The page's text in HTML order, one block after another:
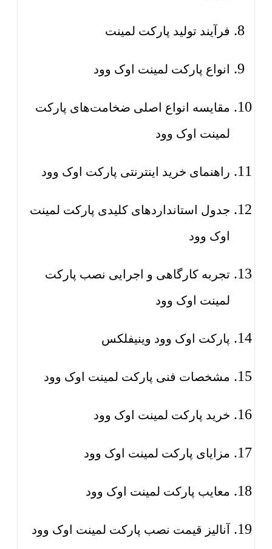
فرآیند تولید پارکت لمینت
انواع پارکت لمینت اوک وود
مقایسه انواع اصلی ضخامت‌های پارکت
لمینت اوک وود
راهنمای خرید اینترنتی پارکت اوک وود
جدول استانداردهای کلیدی پارکت لمینت
اوک وود
تجربه کارگاهی و اجرایی نصب پارکت
لمینت اوک وود
پارکت اوک وود وینیفلکس
مشخصات فنی پارکت لمینت اوک وود
خرید پارکت لمینت اوک وود
مزایای پارکت لمینت اوک وود
معایب پارکت لمینت اوک وود
آنالیز قیمت نصب پارکت لمینت اوک وود